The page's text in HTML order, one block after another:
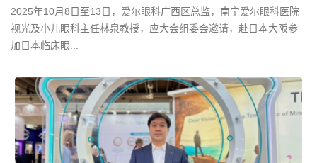
2025年10月8日至13日，爱尔眼科广西区总监，南宁爱尔眼科医院
视光及小儿眼科主任林泉教授，应大会组委会邀请，赴日本大阪参
加日本临床眼...